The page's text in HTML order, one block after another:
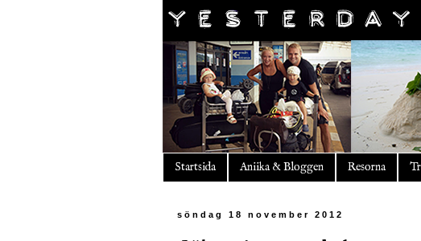
Startsida Aniika & Bloggen Resorna
söndag 18 november 2012